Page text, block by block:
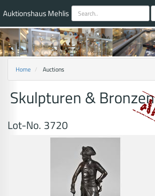
Auktionshaus Mehlis
Home Auctions
Skulpturen & Bronzen
Lot-No. 3720